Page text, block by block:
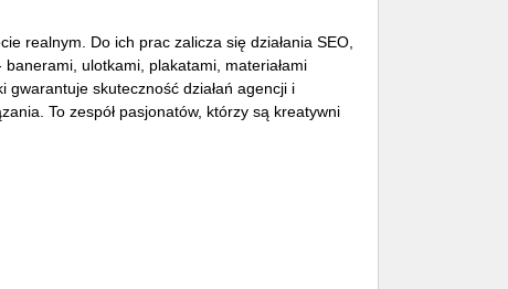
realnym. Do ich prac zalicza się działania SEO,
ulotkami, plakatami, materiałami
skuteczność działań agencji i
To zespół pasjonatów, którzy są kreatywni